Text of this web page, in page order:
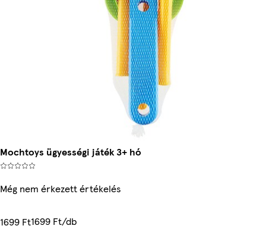
Mochtoys ügyességi játék 3+ hó
Még nem érkezett értékelés
1699 Ft1699 Ft/db